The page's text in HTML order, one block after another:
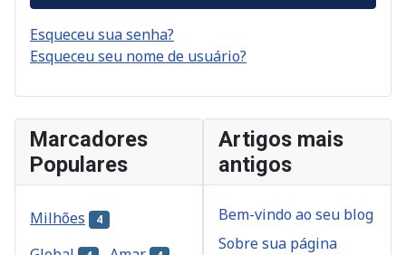
Esqueceu sua senha?
Esqueceu seu nome de usuário?
Marcadores
Populares
Milhões 4
Artigos mais
antigos
Bem-vindo ao seu blog
Sobre sua página